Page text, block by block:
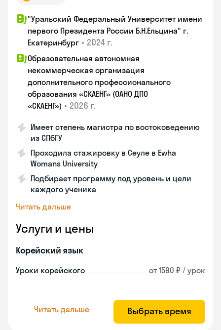
"Уральский Федеральный Университет имени
первого Президента России Б.Н.Ельцина" г.
Екатеринбург • 2024 г.
Образовательная автономная
некоммерческая организация
дополнительного профессионального
образования «СКАЕНГ» (ОАНО ДПО
«СКАЕНГ») • 2026 г.
Имеет степень магистра по востоковедению
из СПбГУ
Проходила стажировку в Сеуле в Ewha
Womans University
Подбирает программу под уровень и цели
каждого ученика
Читать дальше
Услуги и цены
Корейский язык
Уроки корейского от 1590 ₽ / урок
Читать дальше Выбрать время